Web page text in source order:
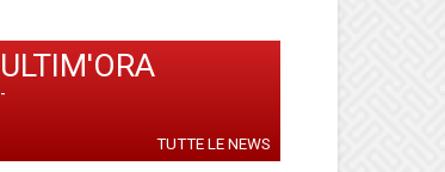
ULTIM'ORA
-
TUTTE LE NEWS